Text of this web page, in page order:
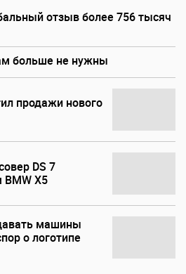
отзыв более 756 тысяч
больше не нужны
продажи нового
DS 7
X5
машины
о логотипе